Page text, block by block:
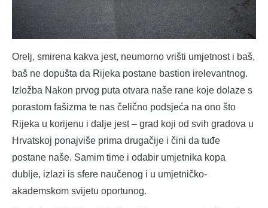
Orelj, smirena kakva jest, neumorno vrišti umjetnost i baš,
baš ne dopušta da Rijeka postane bastion irelevantnog.
Izložba Nakon prvog puta otvara naše rane koje dolaze s
porastom fašizma te nas čelično podsjeća na ono što
Rijeka u korijenu i dalje jest – grad koji od svih gradova u
Hrvatskoj ponajviše prima drugačije i čini da tuđe
postane naše. Samim time i odabir umjetnika kopa
dublje, izlazi is sfere naučenog i u umjetničko-
akademskom svijetu oportunog.